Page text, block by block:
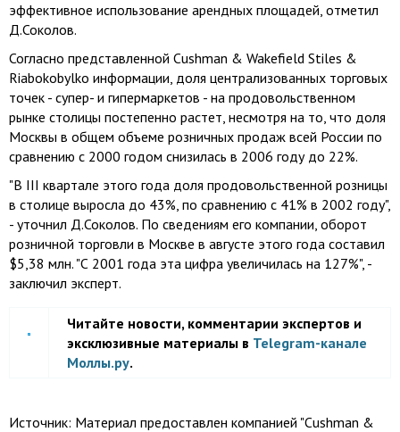
эффективное использование арендных площадей, отметил
Д.Соколов.
Согласно представленной Cushman & Wakefield Stiles &
Riabokobylko информации, доля централизованных торговых
точек - супер- и гипермаркетов - на продовольственном
рынке столицы постепенно растет, несмотря на то, что доля
Москвы в общем объеме розничных продаж всей России по
сравнению с 2000 годом снизилась в 2006 году до 22%.
"В III квартале этого года доля продовольственной розницы
в столице выросла до 43%, по сравнению с 41% в 2002 году",
- уточнил Д.Соколов. По сведениям его компании, оборот
розничной торговли в Москве в августе этого года составил
$5,38 млн. "С 2001 года эта цифра увеличилась на 127%", -
заключил эксперт.
Читайте новости, комментарии экспертов и
эксклюзивные материалы в Telegram-канале
Моллы.ру.
Источник: Материал предоставлен компанией "Cushman &